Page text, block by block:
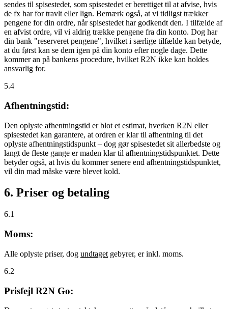
sendes til spisestedet, som spisestedet er berettiget til at afvise, hvis
de fx har for travlt eller lign. Bemærk også, at vi tidligst trækker
pengene for din ordre, når spisestedet har godkendt den. I tilfælde af
en afvist ordre, vil vi aldrig trække pengene fra din konto. Dog har
din bank "reserveret pengene", hvilket i særlige tilfælde kan betyde,
at du først kan se dem igen på din konto efter nogle dage. Dette
kommer an på bankens procedure, hvilket R2N ikke kan holdes
ansvarlig for.
5.4
Afhentningstid:
Den oplyste afhentningstid er blot et estimat, hverken R2N eller
spisestedet kan garantere, at ordren er klar til afhentning til det
oplyste afhentningstidspunkt – dog gør spisestedet sit allerbedste og
langt de fleste gange er maden klar til afhentningstidspunktet. Dette
betyder også, at hvis du kommer senere end afhentningstidspunktet,
vil din mad måske være blevet kold.
6. Priser og betaling
6.1
Moms:
Alle oplyste priser, dog undtaget gebyrer, er inkl. moms.
6.2
Prisfejl R2N Go: